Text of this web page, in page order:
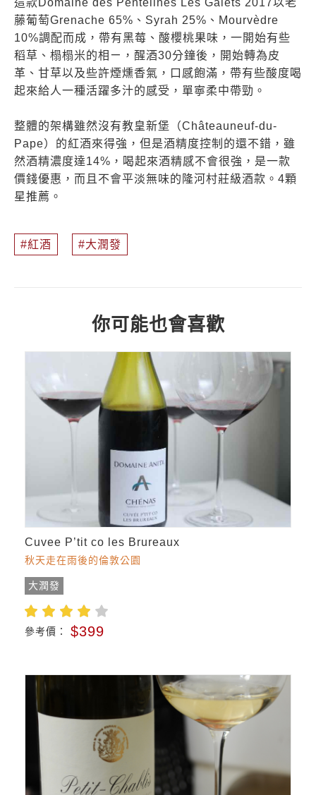
這款Domaine des Pentelines Les Galets 2017以老
藤葡萄Grenache 65%、Syrah 25%、Mourvèdre
10%調配而成，帶有黑莓、酸櫻桃果味，一開始有些
稻草、榻榻米的相ㄧ，醒酒30分鐘後，開始轉為皮
革、甘草以及些許煙燻香氣，口感飽滿，帶有些酸度喝
起來給人一種活躍多汁的感受，單寧柔中帶勁。
整體的架構雖然沒有教皇新堡（Châteauneuf-du-
Pape）的紅酒來得強，但是酒精度控制的還不錯，雖
然酒精濃度達14%，喝起來酒精感不會很強，是一款
價錢優惠，而且不會平淡無味的隆河村莊級酒款。4顆
星推薦。
紅酒 大潤發
你可能也會喜歡
Cuvee P’tit co les Brureaux
秋天走在雨後的倫敦公園
大潤發
參考價： $399